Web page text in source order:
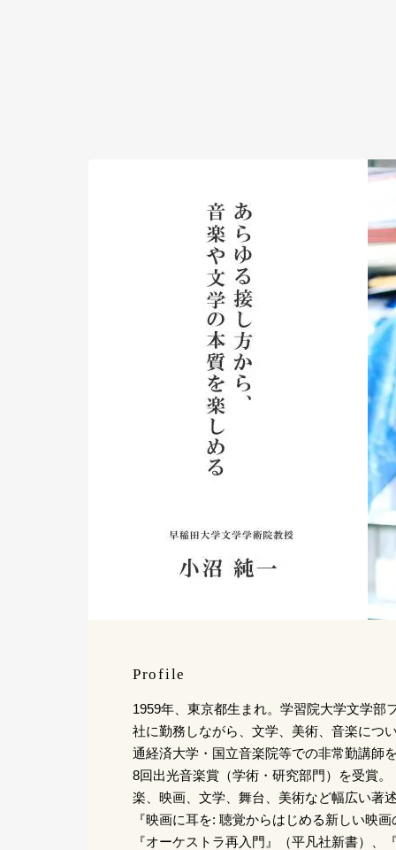
Profile
1959年、東京都生まれ。学習院大学文学部
社に勤務しながら、文学、美術、音楽につ
通経済大学・国立音楽院等での非常勤講師
8回出光音楽賞（学術・研究部門）を受賞
楽、映画、文学、舞台、美術など幅広い著
『映画に耳を: 聴覚からはじめる新しい映
『オーケストラ再入門』（平凡社新書）